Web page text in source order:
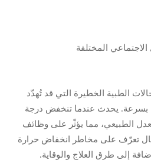
المختلفة
الطبية الخطيرة التي قد تُهدّد
بسرعة. يحدث عندما تنخفض درجة
الطبيعي، مما يؤثّر على وظائف
تعرّف على مخاطر انخفاض حرارة
إلى طرق العلاج والوقاية.